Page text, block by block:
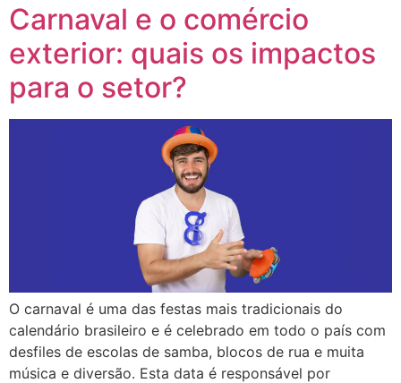
Carnaval e o comércio
exterior: quais os impactos
para o setor?
O carnaval é uma das festas mais tradicionais do
calendário brasileiro e é celebrado em todo o país com
desfiles de escolas de samba, blocos de rua e muita
música e diversão. Esta data é responsável por